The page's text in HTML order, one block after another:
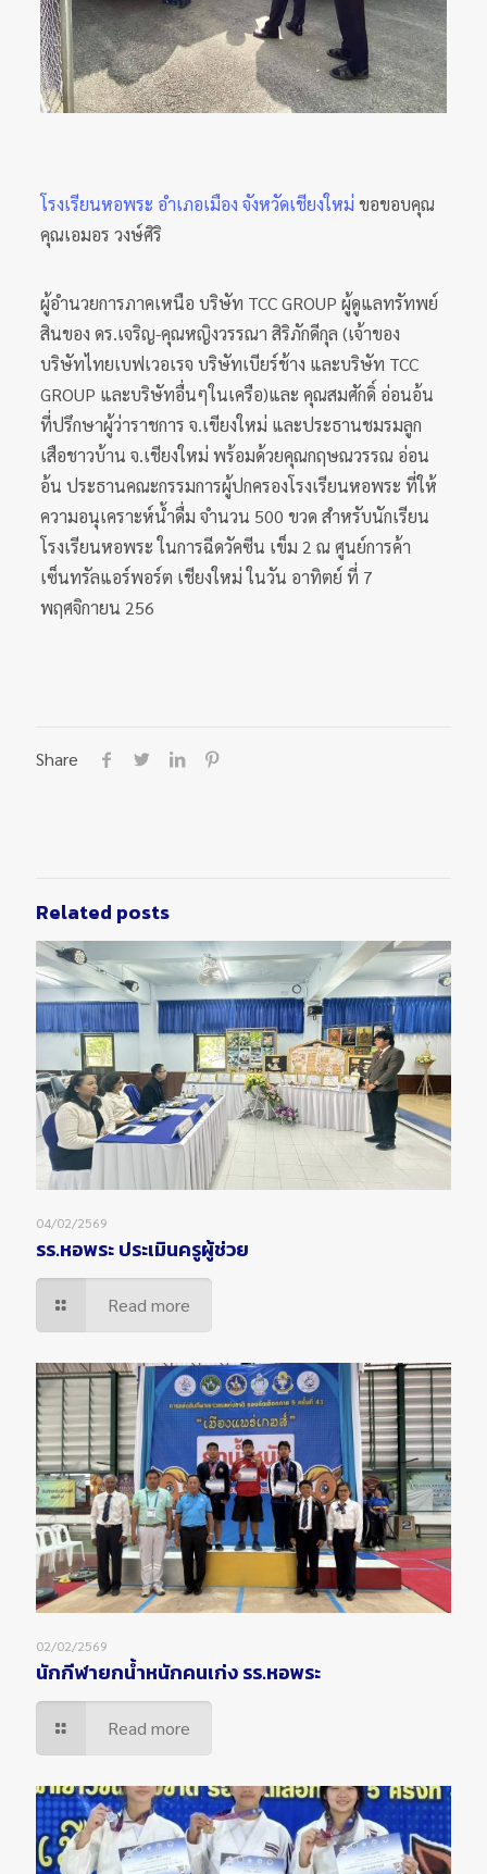
โรงเรียนหอพระ อำเภอเมือง จังหวัดเชียงใหม่ ขอขอบคุณ
คุณเอมอร วงษ์ศิริ
ผู้อำนวยการภาคเหนือ บริษัท TCC GROUP ผู้ดูแลทรัทพย์
สินของ ดร.เจริญ-คุณหญิงวรรณา สิริภักดีกุล (เจ้าของ
บริษัทไทยเบฟเวอเรจ บริษัทเบียร์ช้าง และบริษัท TCC
GROUP และบริษัทอื่นๆในเครือ)และ คุณสมศักดิ์ อ่อนอ้น
ที่ปรึกษาผู้ว่าราชการ จ.เขียงใหม่ และประธานชมรมลูก
เสือชาวบ้าน จ.เชียงใหม่ พร้อมด้วยคุณกฤษณวรรณ อ่อน
อ้น ประธานคณะกรรมการผู้ปกครองโรงเรียนหอพระ ที่ให้
ความอนุเคราะห์น้ำดื่ม จำนวน 500 ขวด สำหรับนักเรียน
โรงเรียนหอพระ ในการฉีดวัคซีน เข็ม 2 ณ ศูนย์การค้า
เซ็นทรัลแอร์พอร์ต เชียงใหม่ ในวัน อาทิตย์ ที่ 7
พฤศจิกายน 256
Share
Related posts
04/02/2569
รร.หอพระ ประเมินครูผู้ช่วย
Read more
02/02/2569
นักกีฬายกน้ำหนักคนเก่ง รร.หอพระ
Read more